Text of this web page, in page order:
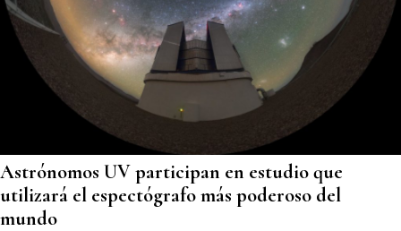
Astrónomos UV participan en estudio que
utilizará el espectógrafo más poderoso del
mundo